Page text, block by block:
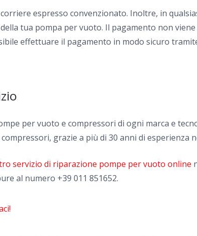
espresso convenzionato. Inoltre, in
tua pompa per vuoto. Il pagamento non
effettuare il pagamento in modo sicuro
per vuoto e compressori di ogni marca e
grazie a più di 30 anni di esperienza
servizio di riparazione pompe per vuoto online
al numero +39 011 851652.